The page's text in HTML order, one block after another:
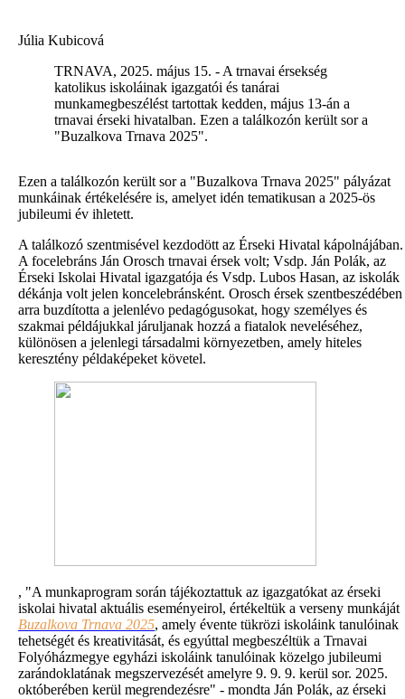
Júlia Kubicová
TRNAVA, 2025. május 15. - A trnavai érsekség
katolikus iskoláinak igazgatói és tanárai
munkamegbeszélést tartottak kedden, május 13-án a
trnavai érseki hivatalban. Ezen a találkozón került sor a
"Buzalkova Trnava 2025".
Ezen a találkozón került sor a "Buzalkova Trnava 2025" pályázat
munkáinak értékelésére is, amelyet idén tematikusan a 2025-ös
jubileumi év ihletett.
A találkozó szentmisével kezdodött az Érseki Hivatal kápolnájában.
A focelebráns Ján Orosch trnavai érsek volt; Vsdp. Ján Polák, az
Érseki Iskolai Hivatal igazgatója és Vsdp. Lubos Hasan, az iskolák
dékánja volt jelen koncelebránsként. Orosch érsek szentbeszédében
arra buzdította a jelenlévo pedagógusokat, hogy személyes és
szakmai példájukkal járuljanak hozzá a fiatalok neveléséhez,
különösen a jelenlegi társadalmi környezetben, amely hiteles
keresztény példaképeket követel.
, "A munkaprogram során tájékoztattuk az igazgatókat az érseki
iskolai hivatal aktuális eseményeirol, értékeltük a verseny munkáját
Buzalkova Trnava 2025, amely évente tükrözi iskoláink tanulóinak
tehetségét és kreativitását, és egyúttal megbeszéltük a Trnavai
Folyóházmegye egyházi iskoláink tanulóinak közelgo jubileumi
zarándoklatának megszervezését amelyre 9. 9. 9. kerül sor. 2025.
októberében kerül megrendezésre" - mondta Ján Polák, az érseki